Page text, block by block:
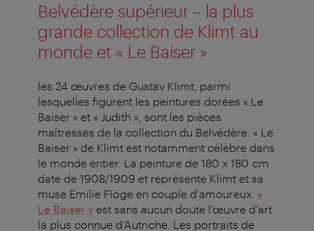
Belvédère supérieur – la plus
grande collection de Klimt au
monde et « Le Baiser »
les 24 œuvres de Gustav Klimt, parmi
lesquelles figurent les peintures dorées « Le
Baiser » et « Judith », sont les pièces
maîtresses de la collection du Belvédère. « Le
Baiser » de Klimt est notamment célèbre dans
le monde entier. La peinture de 180 x 180 cm
date de 1908/1909 et représente Klimt et sa
muse Emilie Flöge en couple d'amoureux. «
Le Baiser » est sans aucun doute l'œuvre d'art
la plus connue d'Autriche. Les portraits de